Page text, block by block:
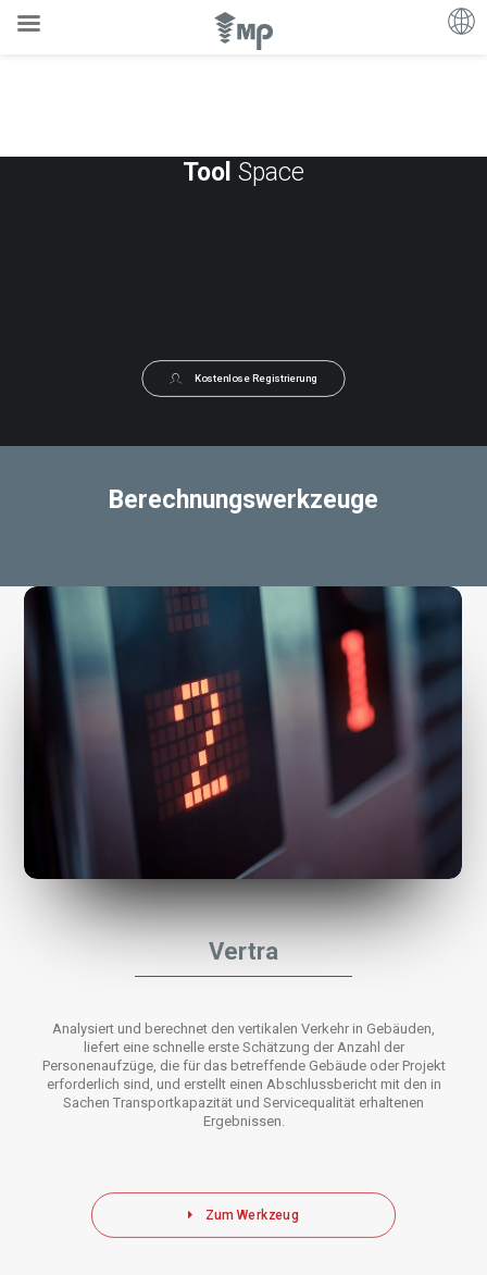
Tool Space
Kostenlose Registrierung
Berechnungswerkzeuge
Vertra
Analysiert und berechnet den vertikalen Verkehr in Gebäuden,
liefert eine schnelle erste Schätzung der Anzahl der
Personenaufzüge, die für das betreffende Gebäude oder Projekt
erforderlich sind, und erstellt einen Abschlussbericht mit den in
Sachen Transportkapazität und Servicequalität erhaltenen
Ergebnissen.
Zum Werkzeug